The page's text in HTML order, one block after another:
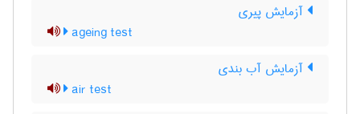
آزمایش پیری
ageing test
آزمایش آب بندی
air test